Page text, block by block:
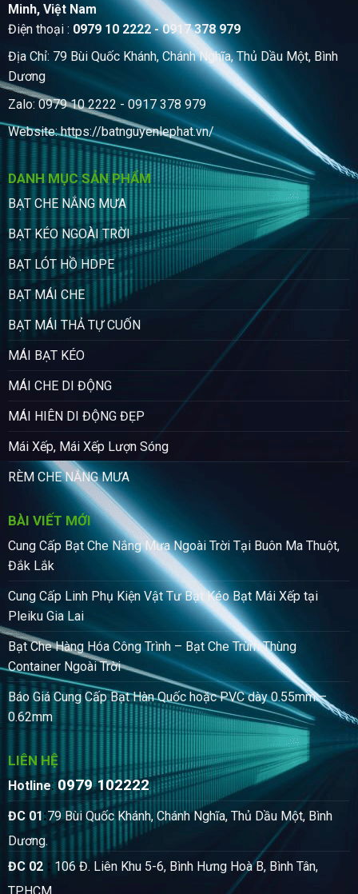
Minh, Việt Nam
Điện thoại : 0979 10 2222 - 0917 378 979
Địa Chỉ: 79 Bùi Quốc Khánh, Chánh Nghĩa, Thủ Dầu Một, Bình
Dương
Zalo: 0979 10 2222 - 0917 378 979
Website:https://batnguyenlephat.vn/
DANH MỤC SẢN PHẨM
BẠT CHE NẮNG MƯA
BẠT KÉO NGOÀI TRỜI
BẠT LÓT HỒ HDPE
BẠT MÁI CHE
BẠT MÁI THẢ TỰ CUỐN
MÁI BẠT KÉO
MÁI CHE DI ĐỘNG
MÁI HIÊN DI ĐỘNG ĐẸP
Mái Xếp, Mái Xếp Lượn Sóng
RÈM CHE NẮNG MƯA
BÀI VIẾT MỚI
Cung Cấp Bạt Che Nắng Mưa Ngoài Trời Tại Buôn Ma Thuột,
Đắk Lắk
Cung Cấp Linh Phụ Kiện Vật Tư Bạt Kéo Bạt Mái Xếp tại
Pleiku Gia Lai
Bạt Che Hàng Hóa Công Trình – Bạt Che Trùm Thùng
Container Ngoài Trời
Báo Giá Cung Cấp Bạt Hàn Quốc hoặc PVC dày 0.55mm –
0.62mm
LIÊN HỆ
Hotline: 0979 102222
ĐC 01:79 Bùi Quốc Khánh, Chánh Nghĩa, Thủ Dầu Một, Bình
Dương.
ĐC 02: 106 Đ. Liên Khu 5-6, Bình Hưng Hoà B, Bình Tân,